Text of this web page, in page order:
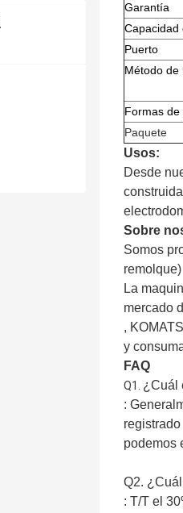
Garantía
Capacidad
Puerto
Método de
Formas de
Paquete
Usos:
Desde
Sobre
Somos
remolque)
La
mercado
,
y
FAQ
Q1. ¿Cuál
:
podemos
Q2.
: T/T el